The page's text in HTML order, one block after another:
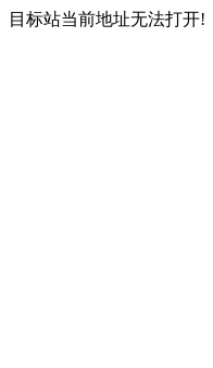
目标站当前地址无法打开!